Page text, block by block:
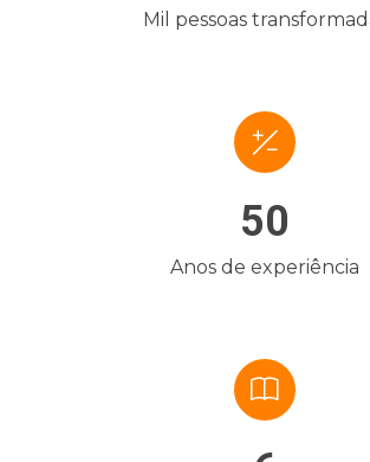
Mil pessoas
50
Anos de experiência